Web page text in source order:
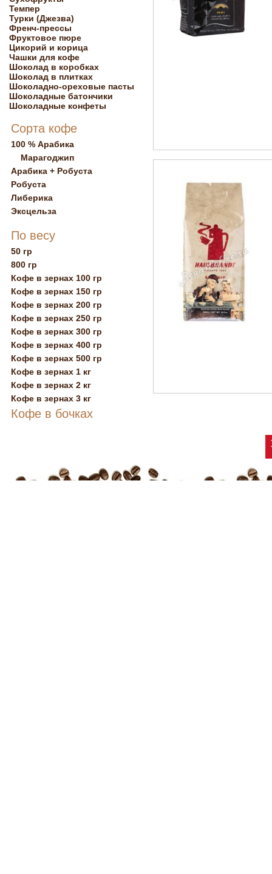
Темпер
Турки (Джезва)
Френч-прессы
Фруктовое пюре
Цикорий и корица
Чашки для кофе
Шоколад в коробках
Шоколад в плитках
Шоколадно-ореховые пасты
Шоколадные батончики
Шоколадные конфеты
Сорта кофе
100 % Арабика
Марагоджип
Арабика + Робуста
Робуста
Либерика
Эксцельза
По весу
50 гр
800 гр
Кофе в зернах 100 гр
Кофе в зернах 150 гр
Кофе в зернах 200 гр
Кофе в зернах 250 гр
Кофе в зернах 300 гр
Кофе в зернах 400 гр
Кофе в зернах 500 гр
Кофе в зернах 1 кг
Кофе в зернах 2 кг
Кофе в зернах 3 кг
Кофе в бочках